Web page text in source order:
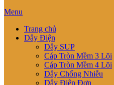
Menu
Trang chủ
Dây Điện
Dây SUP
Cáp Tròn Mềm 3 Lõi
Cáp Tròn Mềm 4 Lõi
Dây Chống Nhiễu
Dây Điện Đơn